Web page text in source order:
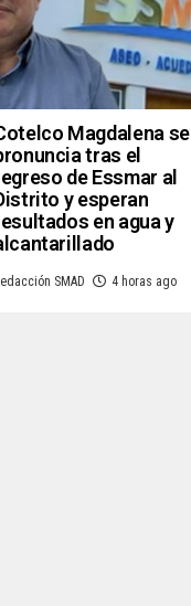
Magdalena se
tras el
de Essmar al
y esperan
en agua y
SMAD 4 horas ago